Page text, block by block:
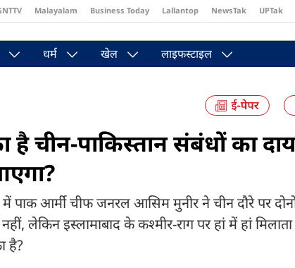
Malayalam Business Today Lallantop NewsTak UPTak
धर्म खेल लाइफस्टाइल
चीन-पाकिस्तान संबंधों का
आर्मी चीफ जनरल आसिम मुनीर ने चीन दौरे पर
लेकिन इस्लामाबाद के कश्मीर-राग पर हां में हां मिलाता
है?